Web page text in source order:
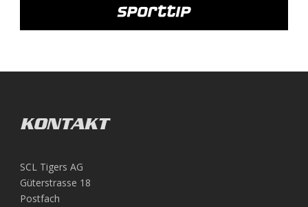
KONTAKT
SCL Tigers AG
Güterstrasse 18
Postfach